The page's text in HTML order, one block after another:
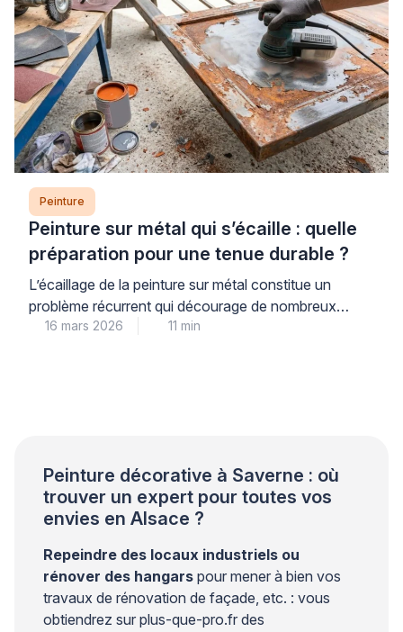
cette flexibilité tout en préservant la luminosité
naturelle. Cependant, le choix du bon produit
nécessite une compréhension des […]
Peinture
Peinture sur métal qui s’écaille : quelle
préparation pour une tenue durable ?
L’écaillage de la peinture sur métal constitue un
problème récurrent qui décourage de nombreux
propriétaires. Ce phénomène trouve son origine dans
16 mars 2026 11 min
Peinture décorative à Saverne : où
trouver un expert pour toutes vos
envies en Alsace ?
Repeindre des locaux industriels ou
rénover des hangars pour mener à bien vos
travaux de rénovation de façade, etc. : vous
obtiendrez sur plus-que-pro.fr des